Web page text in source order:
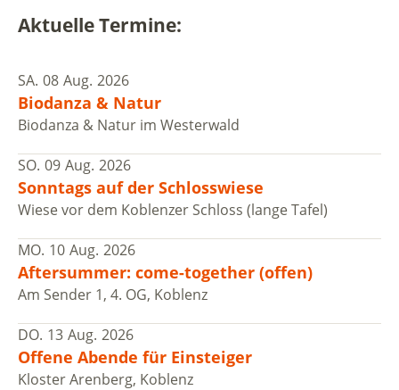
Aktuelle Termine:
SA. 08 Aug. 2026
Biodanza & Natur
Biodanza & Natur im Westerwald
SO. 09 Aug. 2026
Sonntags auf der Schlosswiese
Wiese vor dem Koblenzer Schloss (lange Tafel)
MO. 10 Aug. 2026
Aftersummer: come-together (offen)
Am Sender 1, 4. OG, Koblenz
DO. 13 Aug. 2026
Offene Abende für Einsteiger
Kloster Arenberg, Koblenz